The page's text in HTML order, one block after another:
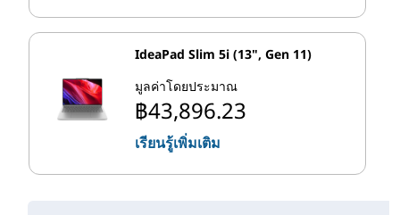
โปรเซสเซอร์ Intel Core i3 เปิดตัวในปี 2010 และได้รับการ
ปรับปรุงตั้งแต่นั้นเป็นต้นมา ผ่านการอัปเดตสถาปัตยกรรม
ไมโครของ Intel หลายรายการ ถือเป็น "เศรษฐกิจ" หรือ
สมาชิก "งบประมาณ" ของซีรีส์ Core ซึ่งเป็นโปรเซสเซอร์แบบ
มัลติคอร์ที่มีความสามารถซึ่งพบได้ใน แล็ปท็อป Lenovo ที่
หลากหลาย (Core i3) และเดสก์ท็อป (Core i3)
ในกรณีส่วนใหญ่อุปกรณ์ที่มีโปรเซสเซอร์ i3 จะมีราคาถูกกว่า
IdeaPad Slim 5i (13", Gen 11)
มูลค่าโดยประมาณ
฿43,896.23
เรียนรู้เพิ่มเติม